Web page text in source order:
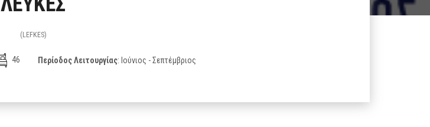
(LEFKES)
46 Περίοδος Λειτουργίας: Ιούνιος - Σεπτέμβριος